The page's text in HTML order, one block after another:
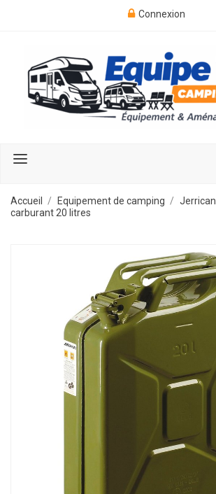
Connexion
Accueil Equipement de camping Jerrican
carburant 20 litres